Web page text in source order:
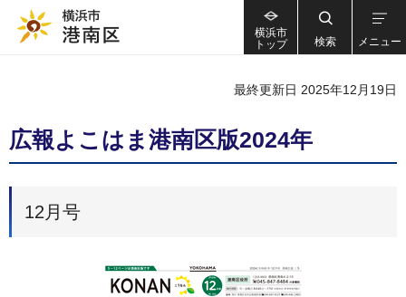
横浜市
トップ
検索 メニュー
最終更新日 2025年12月19日
広報よこはま港南区版2024年
12月号